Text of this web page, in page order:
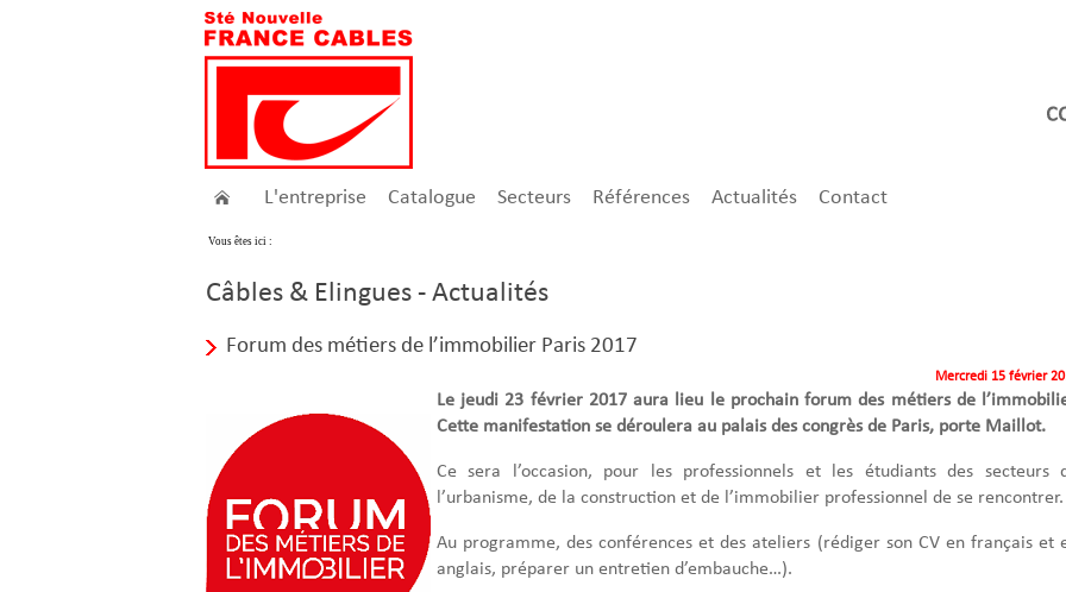
L'entreprise Catalogue Secteurs Références Actualités Contact
Vous êtes ici :
Câbles & Elingues - Actualités
Forum des métiers de l’immobilier Paris 2017
Mercredi 15 février
Le jeudi 23 février 2017 aura lieu le prochain forum des métiers de
Cette manifestation se déroulera au palais des congrès de Paris, porte Maillot.
Ce sera l’occasion, pour les professionnels et les étudiants des secteurs
l’urbanisme, de la construction et de l’immobilier professionnel de se rencontrer.
Au programme, des conférences et des ateliers (rédiger son CV en français et
anglais, préparer un entretien d’embauche…).